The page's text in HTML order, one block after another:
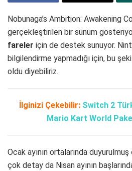
Nobunaga’s Ambition: Awakening
gerçekleştirilen bir sunum
fareler için de destek sunuyor.
bilgilendirme yapmadığı için, bu
oldu diyebiliriz.
İlginizi Çekebilir: Switch 2
Mario Kart World
Ocak ayının ortalarında
çok detay da Nisan ayının